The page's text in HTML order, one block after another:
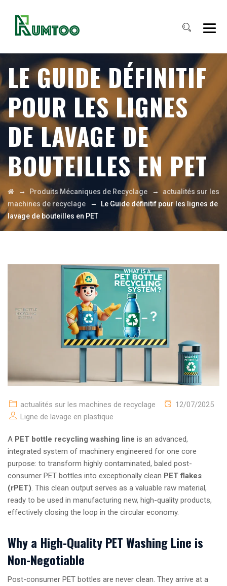
LE GUIDE DÉFINITIF
POUR LES LIGNES
DE LAVAGE DE
BOUTEILLES EN PET
→ Produits Mécaniques de Recyclage →
actualités sur les
machines de recyclage →
Le Guide définitif pour les lignes de
lavage de bouteilles en PET
actualités sur les machines de recyclage
12/07/2025
Ligne de lavage en plastique
A PET bottle recycling washing line is an advanced,
integrated system of machinery engineered for one core
purpose: to transform highly contaminated, baled post-
consumer PET bottles into exceptionally clean PET flakes
(rPET). This clean output serves as a valuable raw material,
ready to be used in manufacturing new, high-quality products,
effectively closing the loop in the circular economy.
Why a High-Quality PET Washing Line is
Non-Negotiable
Post-consumer PET bottles are never clean. They arrive at a